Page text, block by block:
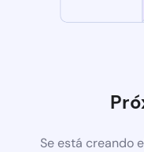
Se está creando